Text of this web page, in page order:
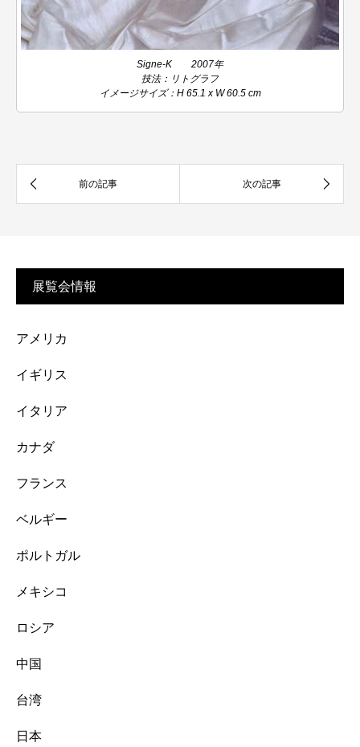
Signe-K 2007年
技法：リトグラフ
イメージサイズ：H 65.1 x W 60.5 cm
展覧会情報
アメリカ
イギリス
イタリア
カナダ
フランス
ベルギー
ポルトガル
メキシコ
ロシア
中国
台湾
日本